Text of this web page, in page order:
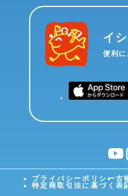
イ
便利に
プライバシーポリシー古
特定商取引法に基づく表